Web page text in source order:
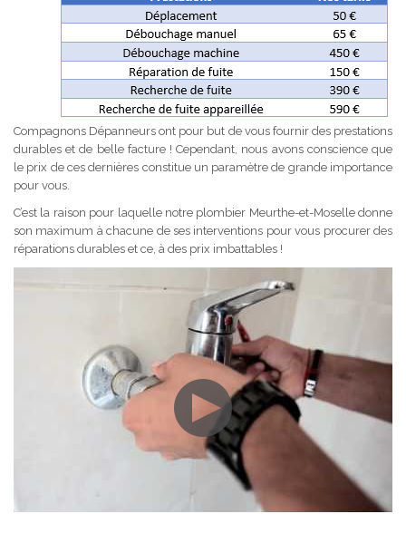
Compagnons Dépanneurs ont pour but de vous fournir des prestations
durables et de belle facture ! Cependant, nous avons conscience que
le prix de ces dernières constitue un paramètre de grande importance
pour vous.
C’est la raison pour laquelle notre plombier Meurthe-et-Moselle donne
son maximum à chacune de ses interventions pour vous procurer des
réparations durables et ce, à des prix imbattables !